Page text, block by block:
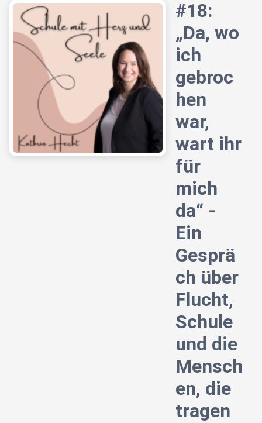
#18:
„Da, wo
ich
gebroc
hen
war,
wart ihr
für
mich
da“ -
Ein
Gesprä
ch über
Flucht,
Schule
und die
Mensch
en, die
tragen